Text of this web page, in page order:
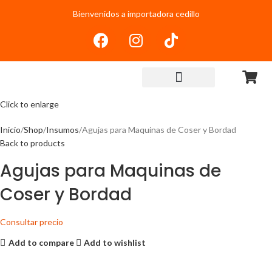
Bienvenidos a importadora cedillo
Click to enlarge
Inicio Shop Insumos Agujas para Maquinas de Coser y Bordad
Back to products
Agujas para Maquinas de
Coser y Bordad
Consultar precio
Add to compare
Add to wishlist